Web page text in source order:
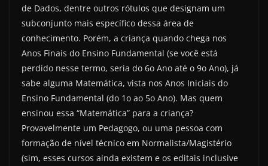
de Dados, dentre outros rótulos que designam um
subconjunto mais específico dessa área de
conhecimento. Porém, a criança quando chega nos
Anos Finais do Ensino Fundamental (se você está
perdido nesse termo, seria do 6o Ano até o 9o Ano), já
sabe alguma Matemática, vista nos Anos Iniciais do
Ensino Fundamental (do 1o ao 5o Ano). Mas quem
ensinou essa “Matemática” para a criança?
Provavelmente um Pedagogo, ou uma pessoa com
formação de nível técnico em Normalista/Magistério
(sim, esses cursos ainda existem e os editais inclusive